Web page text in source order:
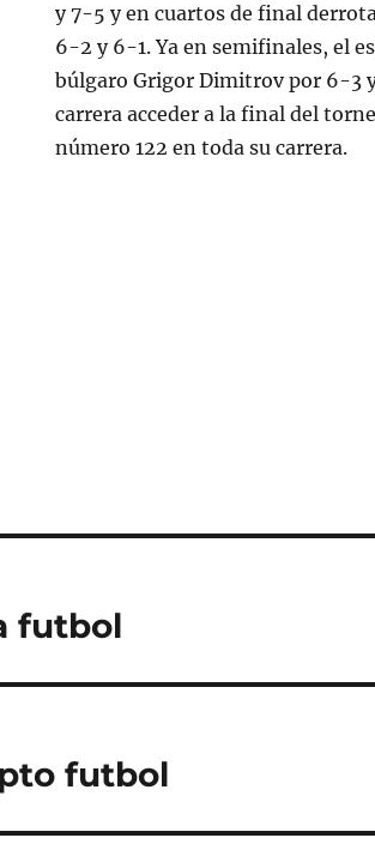
y 7-5 y en cuartos de final
6-2 y 6-1. Ya en semifinales, el
búlgaro Grigor Dimitrov por 6-3
carrera acceder a la final del
número 122 en toda su carrera.
futbol
futbol